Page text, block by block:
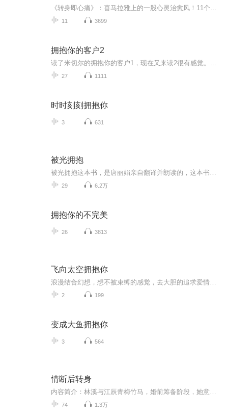
11 3699
拥抱你的客户2
27 1111
时时刻刻拥抱你
3 631
被光拥抱
29 6.2万
拥抱你的不完美
26 3813
飞向太空拥抱你
2 199
变成大鱼拥抱你
3 564
情断后转身
74 1.3万